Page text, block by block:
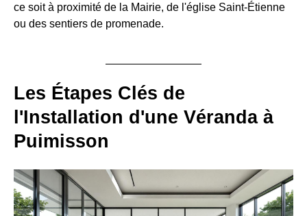
ce soit à proximité de la Mairie, de l'église Saint-Étienne
ou des sentiers de promenade.
Les Étapes Clés de
l'Installation d'une Véranda à
Puimisson